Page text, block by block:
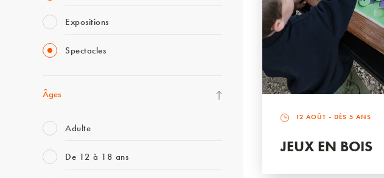
Expositions
Spectacles
Âges
Adulte
De 12 à 18 ans
12 AOÛT - DÈS 5 ANS
JEUX EN BOIS